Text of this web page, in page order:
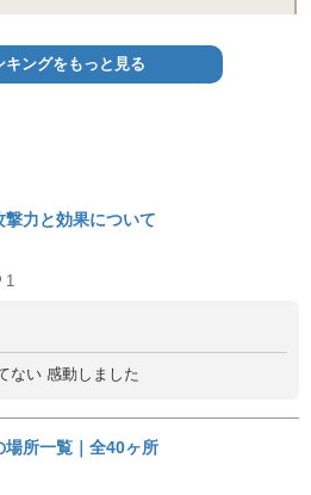
キングをもっと見る
撃力と効果について
1
ない 感動しました
場所一覧｜全40ヶ所